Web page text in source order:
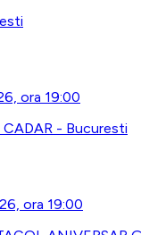
ora 19:00
- Bucuresti
ora 19:00